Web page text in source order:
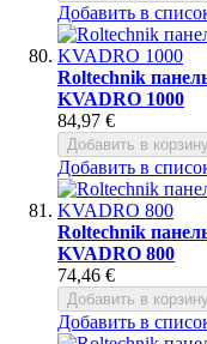
Добавить в
Roltechnik
KVADRO 1000
84,97 €
Добавить в корзину
Добавить в
Roltechnik
KVADRO 800
74,46 €
Добавить в корзину
Добавить в